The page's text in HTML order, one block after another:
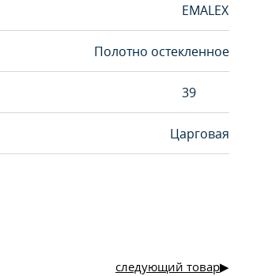
EMALEX
Полотно остекленное
39
Царговая
следующий товар